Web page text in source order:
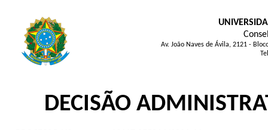
Av. João Naves de Ávila, 2121 -
DECISÃO